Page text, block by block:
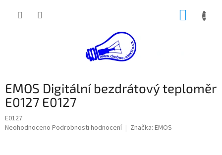
EMOS Digitální bezdrátový teploměr
E0127 E0127
E0127
Průměrné
Neohodnoceno Podrobnosti hodnocení Značka: EMOS